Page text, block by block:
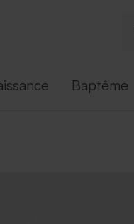
Baptême